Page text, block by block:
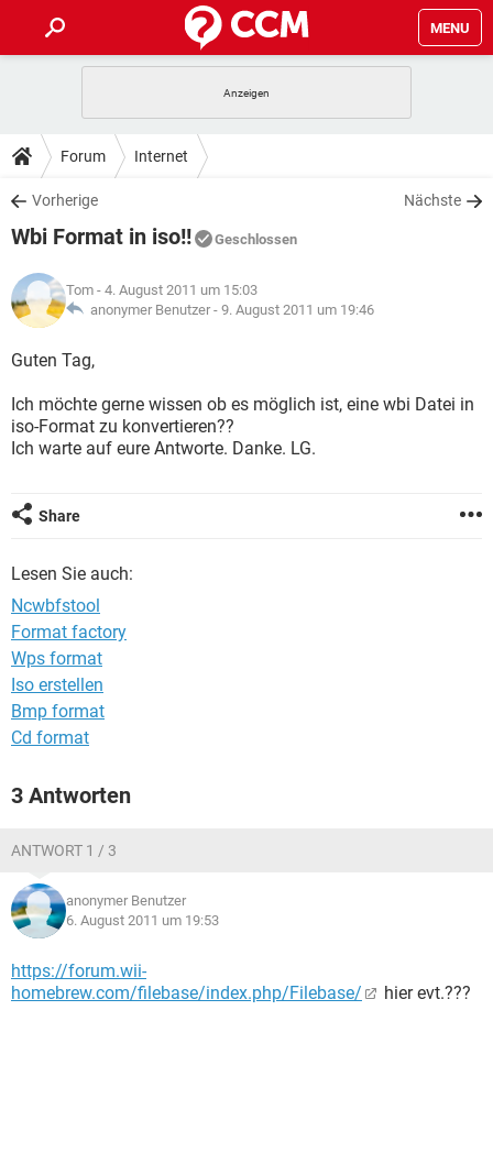
MENU
ANDROID
WINDOWS 10
WHATSAPP TIKTOK
FACEBOOK
TIPPS & TRICKS
SPIELE
WHATSAPP
FACEBOOK
DOWNLOADS
SPIELE STREAMING
ANDROID
WINDOWS 10 INSTAGRAM
WHATSAPP
SPIELE
ANDROID
WINDOWS 10
WHATSAPP TIKTOK
FACEBOOK HARDWARE
LEXIKON
SPIELE
WINDOWS 10
FACEBOOK
Forum Internet
Vorherige Nächste
Wbi Format in iso!! Geschlossen
Tom - 4. August 2011 um 15:03
anonymer Benutzer - 9. August 2011 um 19:46
Guten Tag,
Ich möchte gerne wissen ob es möglich ist, eine wbi Datei in
iso-Format zu konvertieren??
Ich warte auf eure Antworte. Danke. LG.
Share
Lesen Sie auch:
Ncwbfstool
Format factory
Wps format
Iso erstellen
Bmp format
Cd format
3 Antworten
ANTWORT 1 / 3
anonymer Benutzer
6. August 2011 um 19:53
https://forum.wii-
homebrew.com/filebase/index.php/Filebase/
hier evt.???